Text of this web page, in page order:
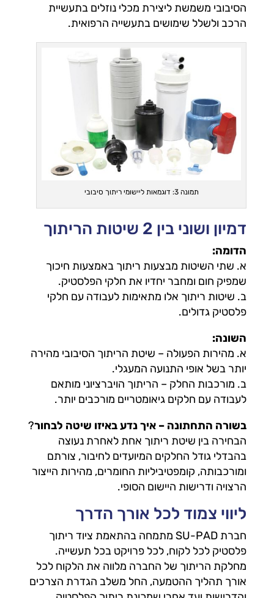
הסיבובי משמשת ליצירת מכלי נוזלים בתעשיית
הרכב ולשלל שימושים בתעשייה הרפואית.
תמונה 3: דוגמאות ליישומי ריתוך סיבובי
דמיון ושוני בין 2 שיטות הריתוך
הדומה:
א. שתי השיטות מבצעות ריתוך באמצעות חיכוך
שמפיק חום ומחבר יחדיו את חלקי הפלסטיק.
ב. שיטות ריתוך אלו מתאימות לעבודה עם חלקי
פלסטיק גדולים.
השונה:
א. מהירות הפעולה – שיטת הריתוך הסיבובי מהירה
יותר בשל אופי התנועה המעגלי.
ב. מורכבות החלק – הריתוך הויברציוני מותאם
לעבודה עם חלקים גיאומטריים מורכבים יותר.
בשורה התחתונה – איך נדע באיזו שיטה לבחור?
הבחירה בין שיטת ריתוך אחת לאחרת נעוצה
בהבדלי גודל החלקים המיועדים לחיבור, צורתם
ומורכבותה, קומפטיביליות החומרים, מהירות הייצור
הרצויה ודרישות היישום הסופי.
ליווי צמוד לכל אורך הדרך
חברת SU-PAD מתמחה בהתאמת ציוד ריתוך
פלסטיק לכל לקוח, לכל פרויקט בכל תעשייה.
מחלקת הריתוך של החברה מלווה את הלקוח לכל
אורך תהליך ההטמעה, החל משלב הגדרת הצרכים